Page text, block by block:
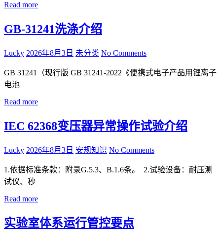
Read more
GB-31241洗涤介绍
Lucky 2026年8月3日 未分类 No Comments
GB 31241（现行版 GB 31241-2022《便携式电子产品用锂离子
电池
Read more
IEC 62368变压器异常操作试验介绍
Lucky 2026年8月3日 安规知识 No Comments
1.依据标准条款：附录G.5.3、B.1.6条。 2.试验设备：耐压测
试仪、秒
Read more
实验室体系运行管控要点